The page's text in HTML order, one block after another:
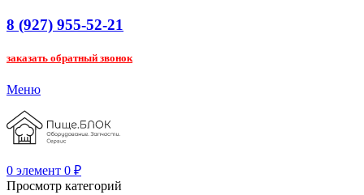
8 (927) 955-52-21
заказать обратный звонок
Меню
0 элемент 0 ₽
Просмотр категорий